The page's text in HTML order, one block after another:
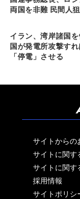
両国を非難 民間人
イラン、湾岸諸国
国が発電所攻撃す
「停電」させる
サイトからの
サイトに関す
サイトに関す
採用情報
サイトポリシ